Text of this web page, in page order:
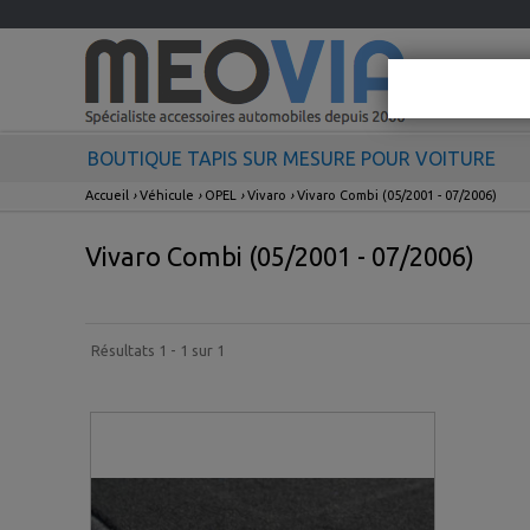
BOUTIQUE TAPIS SUR MESURE POUR VOITURE
Accueil ›Véhicule › OPEL ›Vivaro ›Vivaro Combi (05/2001 - 07/2006)
Vivaro Combi (05/2001 - 07/2006)
Résultats 1 - 1 sur 1